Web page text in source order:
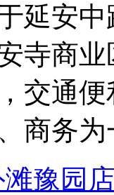
延安
寺商
交通
商务
豫园